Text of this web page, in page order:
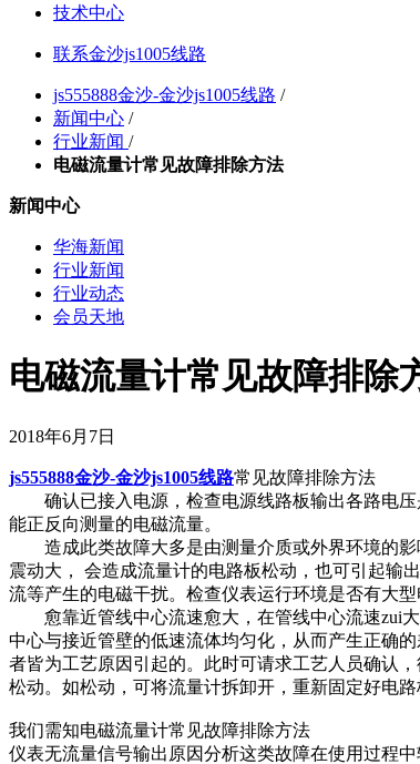
技术中心
联系金沙js1005线路
js555888金沙-金沙js1005线路 /
新闻中心 /
行业新闻 /
电磁流量计常见故障排除方法
新闻中心
华海新闻
行业新闻
行业动态
会员天地
电磁流量计常见故障排除
2018年6月7日
js555888金沙-金沙js1005线路常见故障排除方法
确认已接入电源，检查电源线路板输出各路电压
能正反向测量的电磁流量。
造成此类故障大多是由测量介质或外界环境的影
震动大， 会造成流量计的电路板松动，也可引起输
流等产生的电磁干扰。检查仪表运行环境是否有大
愈靠近管线中心流速愈大，在管线中心流速zui大
中心与接近管壁的低速流体均匀化，从而产生正确
者皆为工艺原因引起的。此时可请求工艺人员确认
松动。如松动，可将流量计拆卸开，重新固定好电路
我们需知电磁流量计常见故障排除方法
仪表无流量信号输出原因分析这类故障在使用过程中